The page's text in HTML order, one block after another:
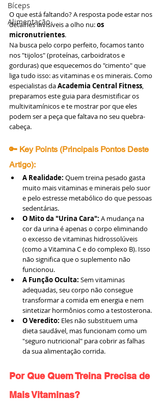
Bíceps
Alimentação
O que está faltando? A resposta pode estar nos
detalhes invisíveis a olho nu: os
micronutrientes.
Na busca pelo corpo perfeito, focamos tanto
nos "tijolos" (proteínas, carboidratos e
gorduras) que esquecemos do "cimento" que
liga tudo isso: as vitaminas e os minerais. Como
especialistas da Academia Central Fitness,
preparamos este guia para desmistificar os
multivitamínicos e te mostrar por que eles
podem ser a peça que faltava no seu quebra-
cabeça.
🔑 Key Points (Principais Pontos Deste
Artigo):
A Realidade: Quem treina pesado gasta
muito mais vitaminas e minerais pelo suor
e pelo estresse metabólico do que pessoas
sedentárias.
O Mito da "Urina Cara": A mudança na
cor da urina é apenas o corpo eliminando
o excesso de vitaminas hidrossolúveis
(como a Vitamina C e do complexo B). Isso
não significa que o suplemento não
funcionou.
A Função Oculta: Sem vitaminas
adequadas, seu corpo não consegue
transformar a comida em energia e nem
sintetizar hormônios como a testosterona.
O Veredito: Eles não substituem uma
dieta saudável, mas funcionam como um
"seguro nutricional" para cobrir as falhas
da sua alimentação corrida.
Por Que Quem Treina Precisa de
Mais Vitaminas?